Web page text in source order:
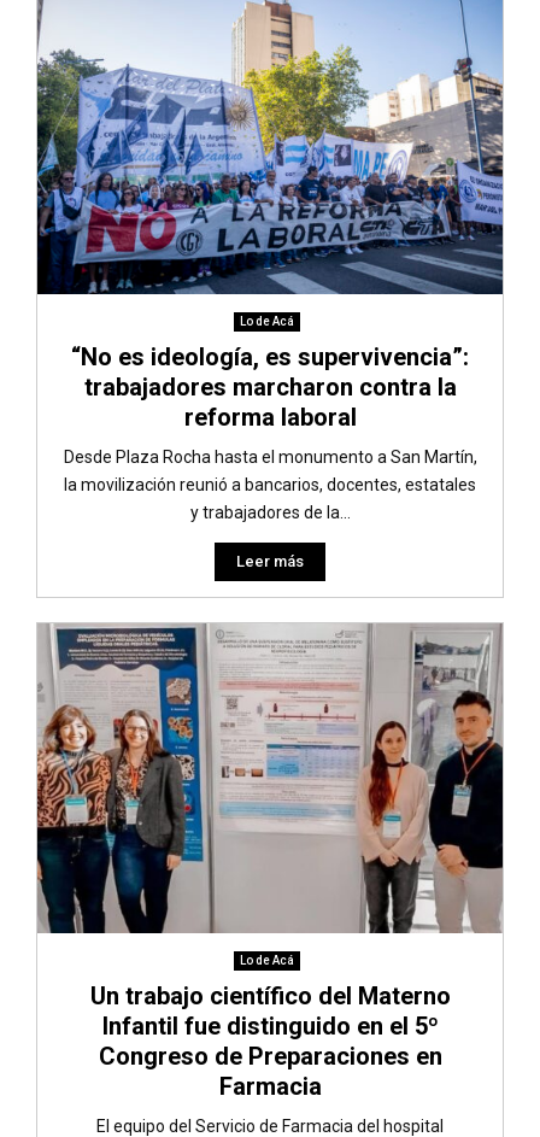
Lo de Acá
“No es ideología, es supervivencia”:
trabajadores marcharon contra la
reforma laboral
Desde Plaza Rocha hasta el monumento a San Martín,
la movilización reunió a bancarios, docentes, estatales
y trabajadores de la...
Leer más
Lo de Acá
Un trabajo científico del Materno
Infantil fue distinguido en el 5º
Congreso de Preparaciones en
Farmacia
El equipo del Servicio de Farmacia del hospital